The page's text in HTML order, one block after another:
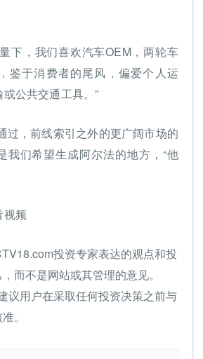
下，我们喜欢汽车OEM，两轮车
鉴于消费者的尾风，偏爱个人运
公共交通工具。”
过，前线索引之外的更广阔市场的
我们希望生成阿尔法的地方，“他
视频
投资专家表达的观点和投
而不是网站或其管理的意见。
议用户在采取任何投资决策之前与
。